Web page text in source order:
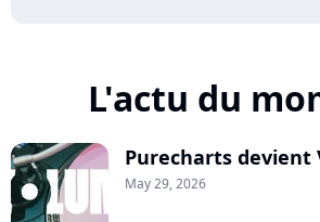
L'actu du
Purecharts devient
May 29, 2026